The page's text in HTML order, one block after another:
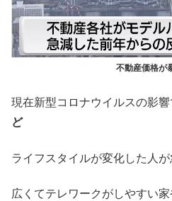
不動産価格が
現在新型コロナウイルスの影響
ど
ライフスタイルが変化した人が
広くてテレワークがしやすい